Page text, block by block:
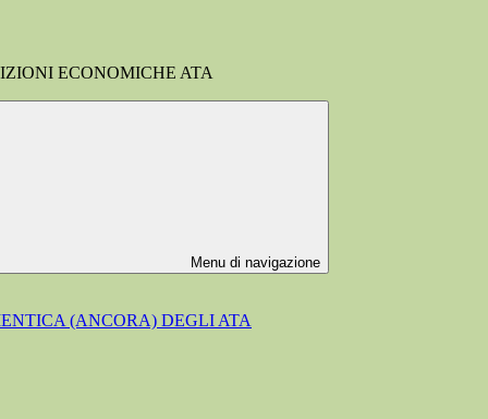
ECONOMICHE ATA
Menu di navigazione
(ANCORA) DEGLI ATA